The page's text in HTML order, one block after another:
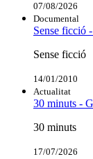
07/08/2026
Documental
Sense ficció
Sense ficció
14/01/2010
Actualitat
30 minuts -
30 minuts
17/07/2026